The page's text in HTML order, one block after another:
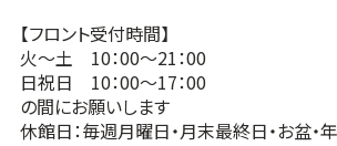
【フロント受付時間】
火～土 10：00～21：00
日祝日 10：00～17：00
の間にお願いします
休館日：毎週月曜日・月末最終日・お盆・